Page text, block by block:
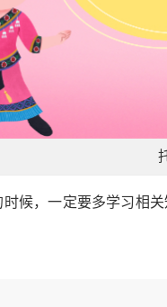
候，一定要多学习相